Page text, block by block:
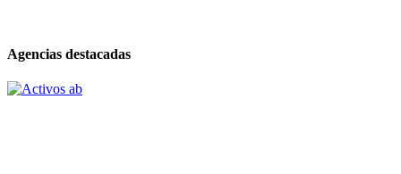
Agencias destacadas